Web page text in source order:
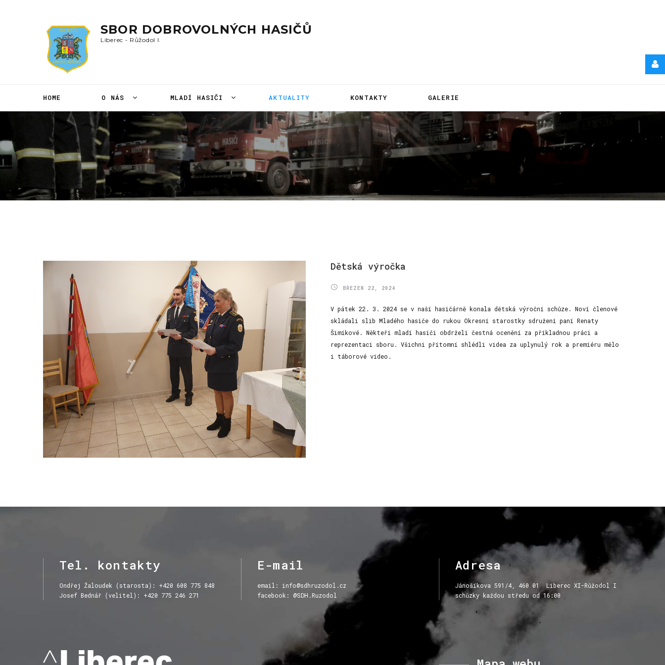
SBOR DOBROVOLNÝCH HASIČŮ
Liberec - Růžodol I.
HOME O NÁS MLADÍ HASIČI AKTUALITY KONTAKTY GALERIE
Dětská výročka
BŘEZEN 22, 2024
V pátek 22. 3. 2024 se v naší hasičárně konala dětská výroční schůze. Noví členové
skládali slib Mladého hasiče do rukou Okresní starostky sdružení paní Renaty
Šimíkové. Někteří mladí hasiči obdrželi čestná ocenění za příkladnou práci a
reprezentaci sboru. Všichni přítomní shlédli videa za uplynulý rok a premiéru mělo
i táborové video.
HESLO
ME
Tel. kontakty
Ondřej Žaloudek (starosta): +420 608 775 848
Josef Bednář (velitel): +420 775 246 271
E-mail
email: info@sdhruzodol.cz
facebook: @SDH.Ruzodol
Adresa
Jánošíkova 591/4, 460 01 Liberec XI-Růžodol I
schůzky každou středu od 16:00